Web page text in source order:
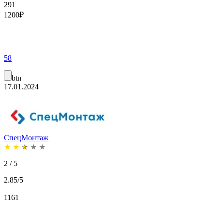
291
1200₽
58
btn
17.01.2024
СпецМонтаж
★ ★ ★ ★ ★
2 / 5
2.85/5
1161